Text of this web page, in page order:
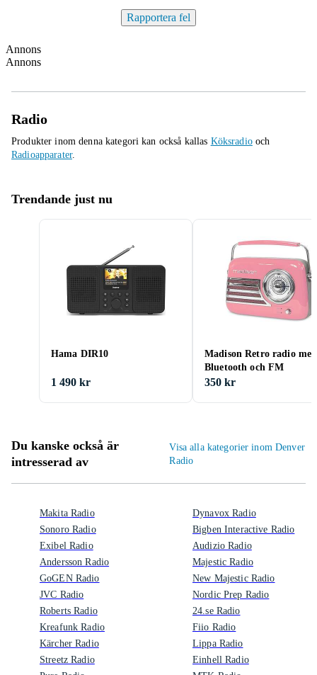
Rapportera fel
Annons
Annons
Radio
Produkter inom denna kategori kan också kallas Köksradiooch
Radioapparater.
Trendande just nu
Hama DIR10
1 490 kr
Madison Retro radio med
Bluetooth och FM
350 kr
Du kanske också är
intresserad av
Visa alla kategorier inom Denver
Radio
Makita Radio
Sonoro Radio
Exibel Radio
Andersson Radio
GoGEN Radio
JVC Radio
Roberts Radio
Kreafunk Radio
Kärcher Radio
Streetz Radio
Dynavox Radio
Bigben Interactive Radio
Audizio Radio
Majestic Radio
New Majestic Radio
Nordic Prep Radio
24.se Radio
Fiio Radio
Lippa Radio
Einhell Radio